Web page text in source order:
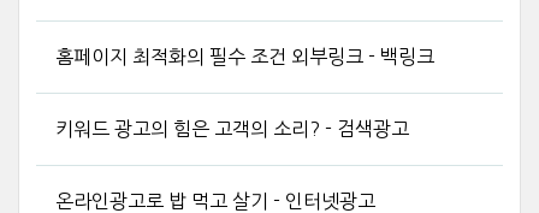
홈페이지 최적화의 필수 조건 외부링크 - 백링크
키워드 광고의 힘은 고객의 소리? - 검색광고
온라인광고로 밥 먹고 살기 - 인터넷광고